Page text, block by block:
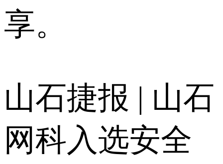
享。
山石捷报 | 山石
网科入选安全